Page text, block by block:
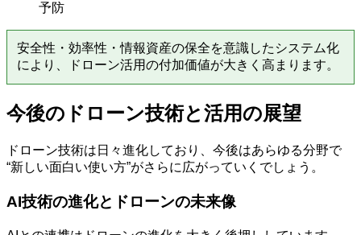
予防
安全性・効率性・情報資産の保全を意識したシステム化
により、ドローン活用の付加価値が大きく高まります。
今後のドローン技術と活用の展望
ドローン技術は日々進化しており、今後はあらゆる分野で
“新しい面白い使い方”がさらに広がっていくでしょう。
AI技術の進化とドローンの未来像